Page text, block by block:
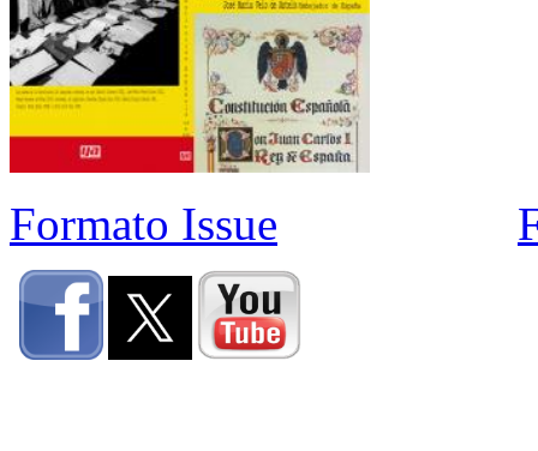
Formato Issue